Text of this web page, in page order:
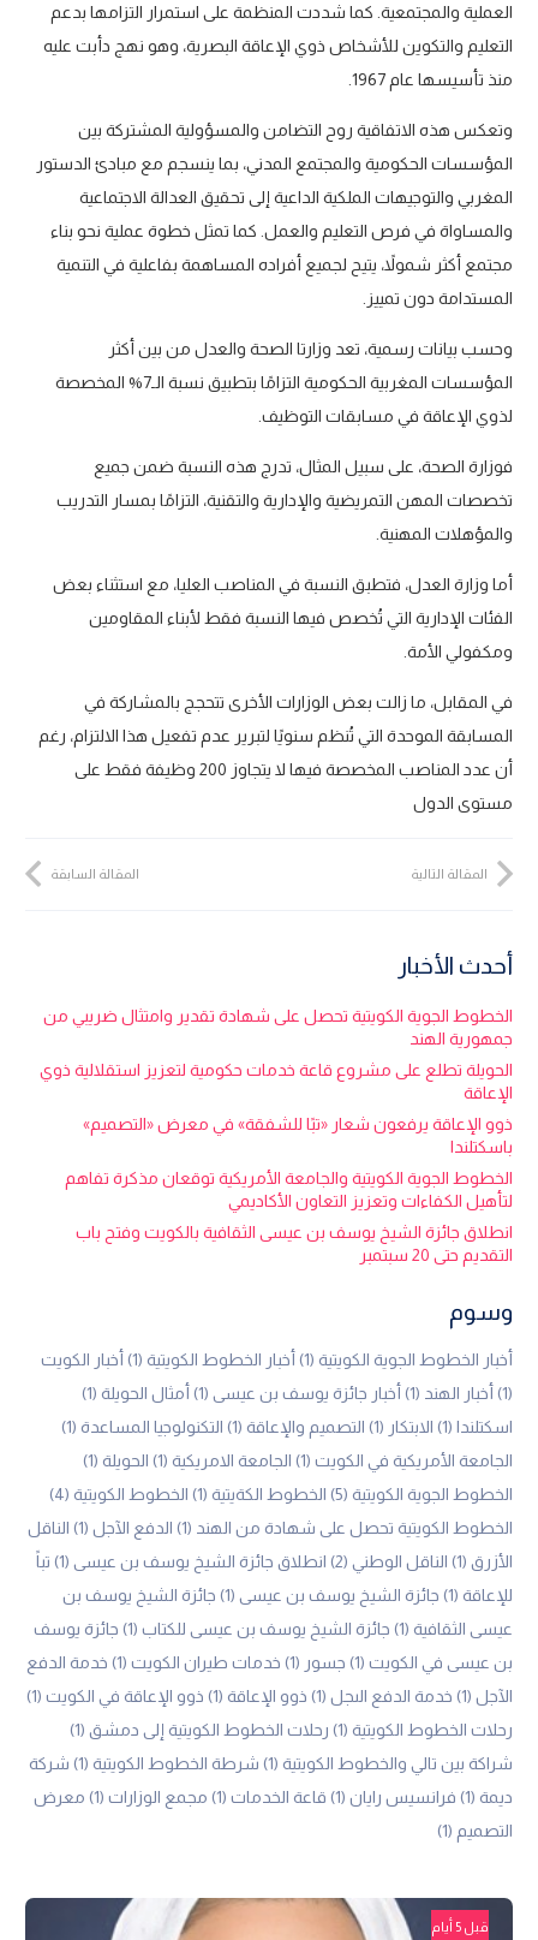
العملية والمجتمعية. كما شددت المنظمة على استمرار التزامها بدعم
التعليم والتكوين للأشخاص ذوي الإعاقة البصرية، وهو نهج دأبت عليه
منذ تأسيسها عام 1967.
وتعكس هذه الاتفاقية روح التضامن والمسؤولية المشتركة بين
المؤسسات الحكومية والمجتمع المدني، بما ينسجم مع مبادئ الدستور
المغربي والتوجيهات الملكية الداعية إلى تحقيق العدالة الاجتماعية
والمساواة في فرص التعليم والعمل. كما تمثل خطوة عملية نحو بناء
مجتمع أكثر شمولاً، يتيح لجميع أفراده المساهمة بفاعلية في التنمية
المستدامة دون تمييز.
وحسب بيانات رسمية، تعد وزارتا الصحة والعدل من بين أكثر
المؤسسات المغربية الحكومية التزامًا بتطبيق نسبة الـ7% المخصصة
لذوي الإعاقة في مسابقات التوظيف.
فوزارة الصحة، على سبيل المثال، تدرج هذه النسبة ضمن جميع
تخصصات المهن التمريضية والإدارية والتقنية، التزامًا بمسار التدريب
والمؤهلات المهنية.
أما وزارة العدل، فتطبق النسبة في المناصب العليا، مع استثناء بعض
الفئات الإدارية التي تُخصص فيها النسبة فقط لأبناء المقاومين
ومكفولي الأمة.
في المقابل، ما زالت بعض الوزارات الأخرى تتحجج بالمشاركة في
المسابقة الموحدة التي تُنظم سنويًا لتبرير عدم تفعيل هذا الالتزام، رغم
أن عدد المناصب المخصصة فيها لا يتجاوز 200 وظيفة فقط على
مستوى الدول
المقالة السابقة المقالة التالية
أحدث الأخبار
الخطوط الجوية الكويتية تحصل على شهادة تقدير وامتثال ضريبي من
جمهورية الهند
الحويلة تطلع على مشروع قاعة خدمات حكومية لتعزيز استقلالية ذوي
الإعاقة
ذوو الإعاقة يرفعون شعار «تبًا للشفقة» في معرض «التصميم»
باسكتلندا
الخطوط الجوية الكويتية والجامعة الأمريكية توقعان مذكرة تفاهم
لتأهيل الكفاءات وتعزيز التعاون الأكاديمي
انطلاق جائزة الشيخ يوسف بن عيسى الثقافية بالكويت وفتح باب
التقديم حتى 20 سبتمبر
وسوم
أخبار الخطوط الجوية الكويتية (1) أخبار الخطوط الكويتية (1)
أخبار الكويت
(1)
أخبار الهند (1) أخبار جائزة يوسف بن عيسى (1) أمثال الحويلة (1)
اسكتلندا (1) الابتكار (1) التصميم والإعاقة (1) التكنولوجيا المساعدة (1)
الجامعة الأمريكية في الكويت (1) الجامعة الامريكية (1) الحويلة (1)
الخطوط الجوية الكويتية (5) الخطوط الكةيتية (1) الخطوط الكويتية (4)
الخطوط الكويتية تحصل على شهادة من الهند (1) الدفع الآجل (1)
الناقل
الأزرق (1) الناقل الوطني (2) انطلاق جائزة الشيخ يوسف بن عيسى (1)
تباً
للإعاقة (1) جائزة الشيخ يوسف بن عيسى (1)
جائزة الشيخ يوسف بن
عيسى الثقافية (1) جائزة الشيخ يوسف بن عيسى للكتاب (1)
جائزة يوسف
بن عيسى في الكويت (1) جسور (1) خدمات طيران الكويت (1)
خدمة الدفع
الآجل (1) خدمة الدفع الىجل (1) ذوو الإعاقة (1) ذوو الإعاقة في الكويت (1)
رحلات الخطوط الكويتية (1) رحلات الخطوط الكويتية إلى دمشق (1)
شراكة بين تالي والخطوط الكويتية (1) شرطة الخطوط الكويتية (1)
شركة
ديمة (1) فرانسيس رايان (1) قاعة الخدمات (1) مجمع الوزارات (1)
معرض
التصميم (1)
قبل 5 أيام